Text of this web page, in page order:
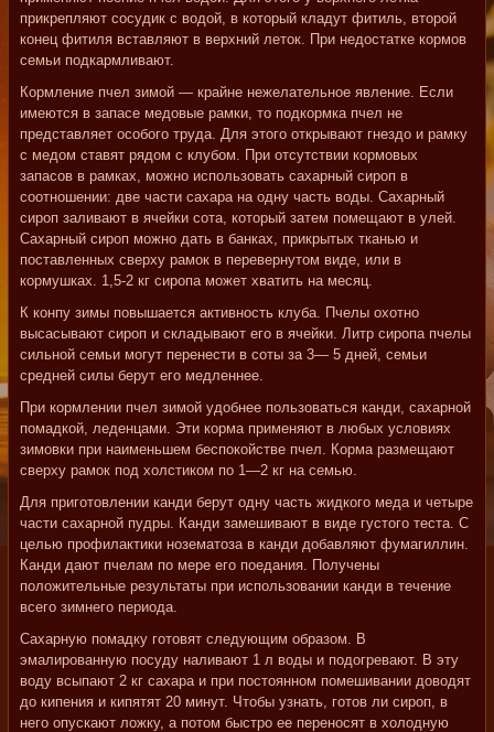
прикрепляют сосудик с водой, в который кладут фитиль, второй
конец фитиля вставляют в верхний леток. При недостатке кормов
семьи подкармливают.
Кормление пчел зимой — крайне нежелательное явление. Если
имеются в запасе медовые рамки, то подкормка пчел не
представляет особого труда. Для этого открывают гнездо и рамку
с медом ставят рядом с клубом. При отсутствии кормовых
запасов в рамках, можно использовать сахарный сироп в
соотношении: две части сахара на одну часть воды. Сахарный
сироп заливают в ячейки сота, который затем помещают в улей.
Сахарный сироп можно дать в банках, прикрытых тканью и
поставленных сверху рамок в перевернутом виде, или в
кормушках. 1,5-2 кг сиропа может хватить на месяц.
К конпу зимы повышается активность клуба. Пчелы охотно
высасывают сироп и складывают его в ячейки. Литр сиропа пчелы
сильной семьи могут перенести в соты за 3— 5 дней, семьи
средней силы берут его медленнее.
При кормлении пчел зимой удобнее пользоваться канди, сахарной
помадкой, леденцами. Эти корма применяют в любых условиях
зимовки при наименьшем беспокойстве пчел. Корма размещают
сверху рамок под холстиком по 1—2 кг на семью.
Для приготовлении канди берут одну часть жидкого меда и четыре
части сахарной пудры. Канди замешивают в виде густого теста. С
целью профилактики нозематоза в канди добавляют фумагиллин.
Канди дают пчелам по мере его поедания. Получены
положительные результаты при использовании канди в течение
всего зимнего периода.
Сахарную помадку готовят следующим образом. В
эмалированную посуду наливают 1 л воды и подогревают. В эту
воду всыпают 2 кг сахара и при постоянном помешивании доводят
до кипения и кипятят 20 минут. Чтобы узнать, готов ли сироп, в
него опускают ложку, а потом быстро ее переносят в холодную